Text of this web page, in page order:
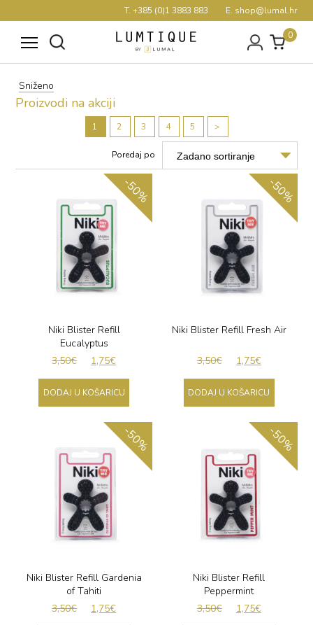
T. +385 (0)1 3883 883 E. shop@lumal.hr
0
Sniženo
Proizvodi na akciji
1 2 3 4 5 >
Poredaj po
-50%
Niki Blister Refill
Eucalyptus
3,50€ 1,75€
DODAJ U KOŠARICU
-50%
Niki Blister Refill Fresh Air
3,50€ 1,75€
DODAJ U KOŠARICU
-50%
Niki Blister Refill Gardenia
of Tahiti
3,50€ 1,75€
-50%
Niki Blister Refill
Peppermint
3,50€ 1,75€